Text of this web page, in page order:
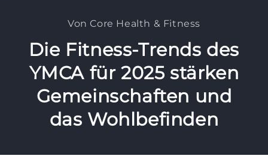
Von Core Health & Fitness
Die Fitness-Trends des
YMCA für 2025 stärken
Gemeinschaften und
das Wohlbefinden